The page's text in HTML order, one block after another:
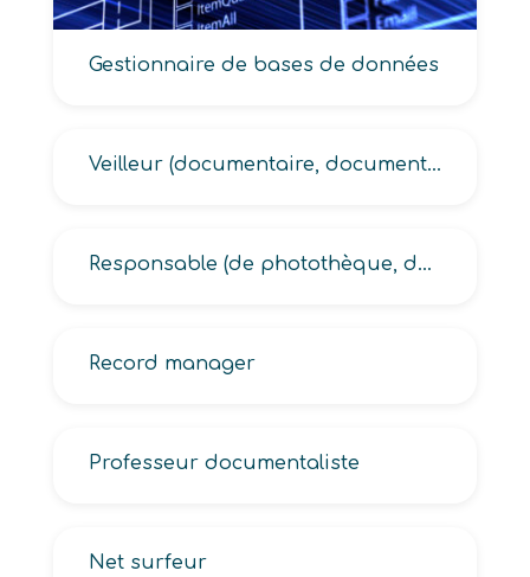
Gestionnaire de bases de données
Veilleur (documentaire, documentaliste)
Responsable (de photothèque, des archives, des ressources documentaires, du service documentation, de la documentation)
Record manager
Professeur documentaliste
Net surfeur